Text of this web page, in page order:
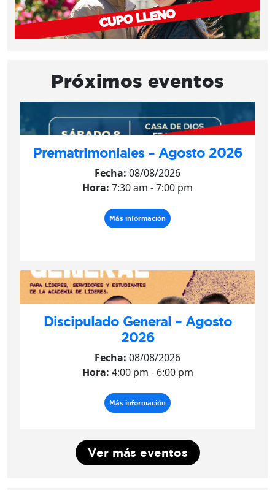
Próximos eventos
Prematrimoniales – Agosto 2026
Fecha: 08/08/2026
Hora: 7:30 am - 7:00 pm
Más información
Discipulado General – Agosto
2026
Fecha: 08/08/2026
Hora: 4:00 pm - 6:00 pm
Más información
Ver más eventos